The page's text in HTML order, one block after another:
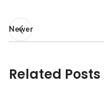
Newer
Related Posts